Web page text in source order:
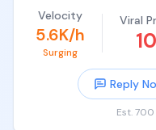
Velocity
5.6K/h
Surging
Viral
Reply
Est.